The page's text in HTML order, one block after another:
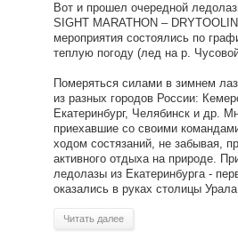
Вот и прошел очередной
SIGHT MARATHON –
мероприятия состоялись по
теплую погоду (лед на р.
Померяться силами в зимнем
из разных городов России:
Екатеринбург, Челябинск и др.
приехавшие со своими
ходом состязаний, не забывая,
активного отдыха на природе.
ледолазы из Екатеринбурга -
оказались в руках столицы
Читать далее